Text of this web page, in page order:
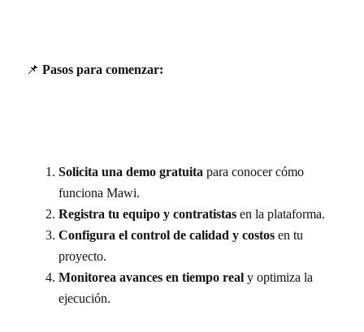
📌 Pasos para comenzar:
Solicita una demo gratuita para conocer cómo
funciona Mawi.
Registra tu equipo y contratistas en la plataforma.
Configura el control de calidad y costos en tu
proyecto.
Monitorea avances en tiempo real y optimiza la
ejecución.